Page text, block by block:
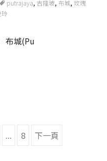
putrajaya, 吉隆坡, 布城, 玫瑰
玲
布城(Pu
... 8 下一頁